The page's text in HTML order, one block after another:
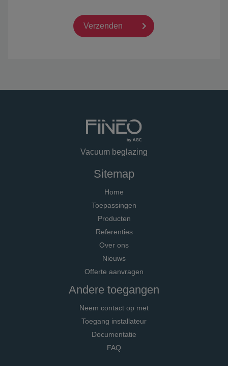
Verzenden
Vacuum beglazing
Sitemap
Home
Toepassingen
Producten
Referenties
Over ons
Nieuws
Offerte aanvragen
Andere toegangen
Neem contact op met
Toegang installateur
Documentatie
FAQ